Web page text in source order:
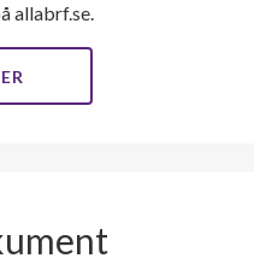
allabrf.se.